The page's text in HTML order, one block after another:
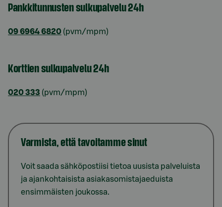
Pankkitunnusten sulkupalvelu 24h
09 6964 6820 (pvm/mpm)
Korttien sulkupalvelu 24h
020 333 (pvm/mpm)
Varmista, että tavoitamme sinut
Voit saada sähköpostiisi tietoa uusista palveluista
ja ajankohtaisista asiakasomistajaeduista
ensimmäisten joukossa.